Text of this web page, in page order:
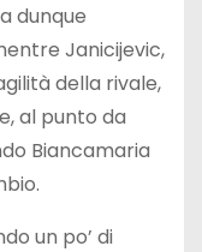
dunque
Janicijevic,
della rivale,
al punto da
Biancamaria
un po’ di